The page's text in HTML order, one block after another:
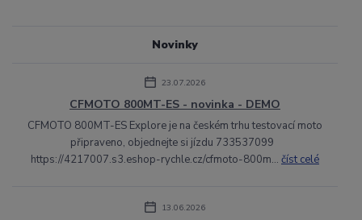
Novinky
23.07.2026
CFMOTO 800MT-ES - novinka - DEMO
CFMOTO 800MT-ES Explore je na českém trhu testovací moto
připraveno, objednejte si jízdu 733537099
https://4217007.s3.eshop-rychle.cz/cfmoto-800m... číst celé
13.06.2026